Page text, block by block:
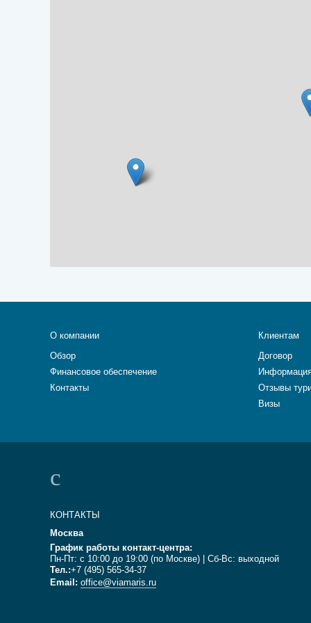
О компании
Обзор
Финансовое обеспечение
Контакты
Клиентам
Договор
Отзывы
Визы
КОНТАКТЫ
Москва
График работы контакт-центра:
Пн-Пт: с 10:00 до 19:00 (по Москве) | Сб-Вс: выходной
Тел.:+7 (495) 565-34-37
Email: office@viamaris.ru